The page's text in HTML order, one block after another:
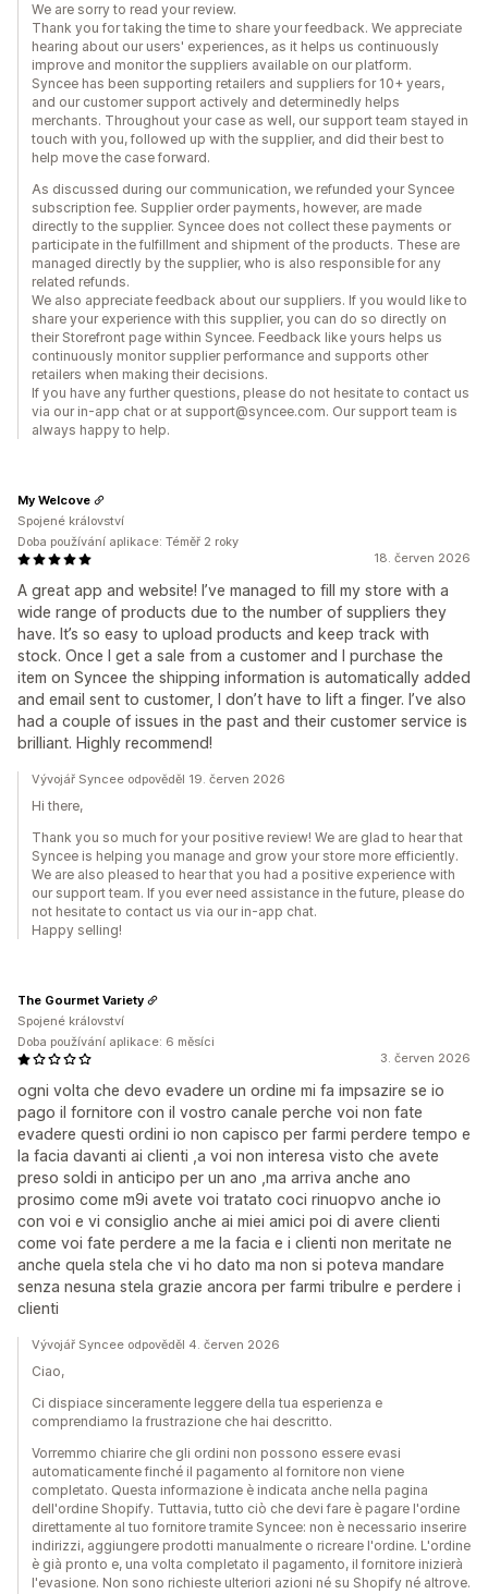
We are sorry to read your review.
Thank you for taking the time to share your feedback. We appreciate
hearing about our users' experiences, as it helps us continuously
improve and monitor the suppliers available on our platform.
Syncee has been supporting retailers and suppliers for 10+ years,
and our customer support actively and determinedly helps
merchants. Throughout your case as well, our support team stayed in
touch with you, followed up with the supplier, and did their best to
help move the case forward.
As discussed during our communication, we refunded your Syncee
subscription fee. Supplier order payments, however, are made
directly to the supplier. Syncee does not collect these payments or
participate in the fulfillment and shipment of the products. These are
managed directly by the supplier, who is also responsible for any
related refunds.
We also appreciate feedback about our suppliers. If you would like to
share your experience with this supplier, you can do so directly on
their Storefront page within Syncee. Feedback like yours helps us
continuously monitor supplier performance and supports other
retailers when making their decisions.
If you have any further questions, please do not hesitate to contact us
via our in-app chat or at support@syncee.com. Our support team is
always happy to help.
18. červen 2026
A great app and website! I’ve managed to fill my store with a
wide range of products due to the number of suppliers they
have. It’s so easy to upload products and keep track with
stock. Once I get a sale from a customer and I purchase the
item on Syncee the shipping information is automatically added
and email sent to customer, I don’t have to lift a finger. I’ve also
had a couple of issues in the past and their customer service is
brilliant. Highly recommend!
My Welcove
Spojené království
Doba používání aplikace: Téměř 2 roky
Vývojář Syncee odpověděl 19. červen 2026
Hi there,
Thank you so much for your positive review! We are glad to hear that
Syncee is helping you manage and grow your store more efficiently.
We are also pleased to hear that you had a positive experience with
our support team. If you ever need assistance in the future, please do
not hesitate to contact us via our in-app chat.
Happy selling!
3. červen 2026
ogni volta che devo evadere un ordine mi fa impsazire se io
pago il fornitore con il vostro canale perche voi non fate
evadere questi ordini io non capisco per farmi perdere tempo e
la facia davanti ai clienti ,a voi non interesa visto che avete
preso soldi in anticipo per un ano ,ma arriva anche ano
prosimo come m9i avete voi tratato coci rinuopvo anche io
con voi e vi consiglio anche ai miei amici poi di avere clienti
come voi fate perdere a me la facia e i clienti non meritate ne
anche quela stela che vi ho dato ma non si poteva mandare
senza nesuna stela grazie ancora per farmi tribulre e perdere i
clienti
The Gourmet Variety
Spojené království
Doba používání aplikace: 6 měsíci
Vývojář Syncee odpověděl 4. červen 2026
Ciao,
Ci dispiace sinceramente leggere della tua esperienza e
comprendiamo la frustrazione che hai descritto.
Vorremmo chiarire che gli ordini non possono essere evasi
automaticamente finché il pagamento al fornitore non viene
completato. Questa informazione è indicata anche nella pagina
dell'ordine Shopify. Tuttavia, tutto ciò che devi fare è pagare l'ordine
direttamente al tuo fornitore tramite Syncee: non è necessario inserire
indirizzi, aggiungere prodotti manualmente o ricreare l'ordine. L'ordine
è già pronto e, una volta completato il pagamento, il fornitore inizierà
l'evasione. Non sono richieste ulteriori azioni né su Shopify né altrove.